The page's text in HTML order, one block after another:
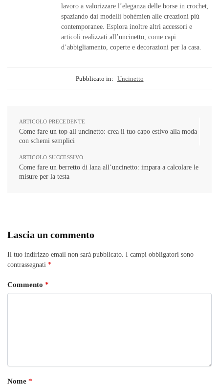
lavoro a valorizzare l’eleganza delle borse in crochet,
spaziando dai modelli bohémien alle creazioni più
contemporanee. Esplora inoltre altri accessori e
articoli realizzati all’uncinetto, come capi
d’abbigliamento, coperte e decorazioni per la casa.
Pubblicato in: Uncinetto
ARTICOLO PRECEDENTE
Come fare un top all uncinetto: crea il tuo capo estivo alla moda
con schemi semplici
ARTICOLO SUCCESSIVO
Come fare un berretto di lana all’uncinetto: impara a calcolare le
misure per la testa
Lascia un commento
Il tuo indirizzo email non sarà pubblicato. I campi obbligatori sono
contrassegnati *
Commento *
Nome *